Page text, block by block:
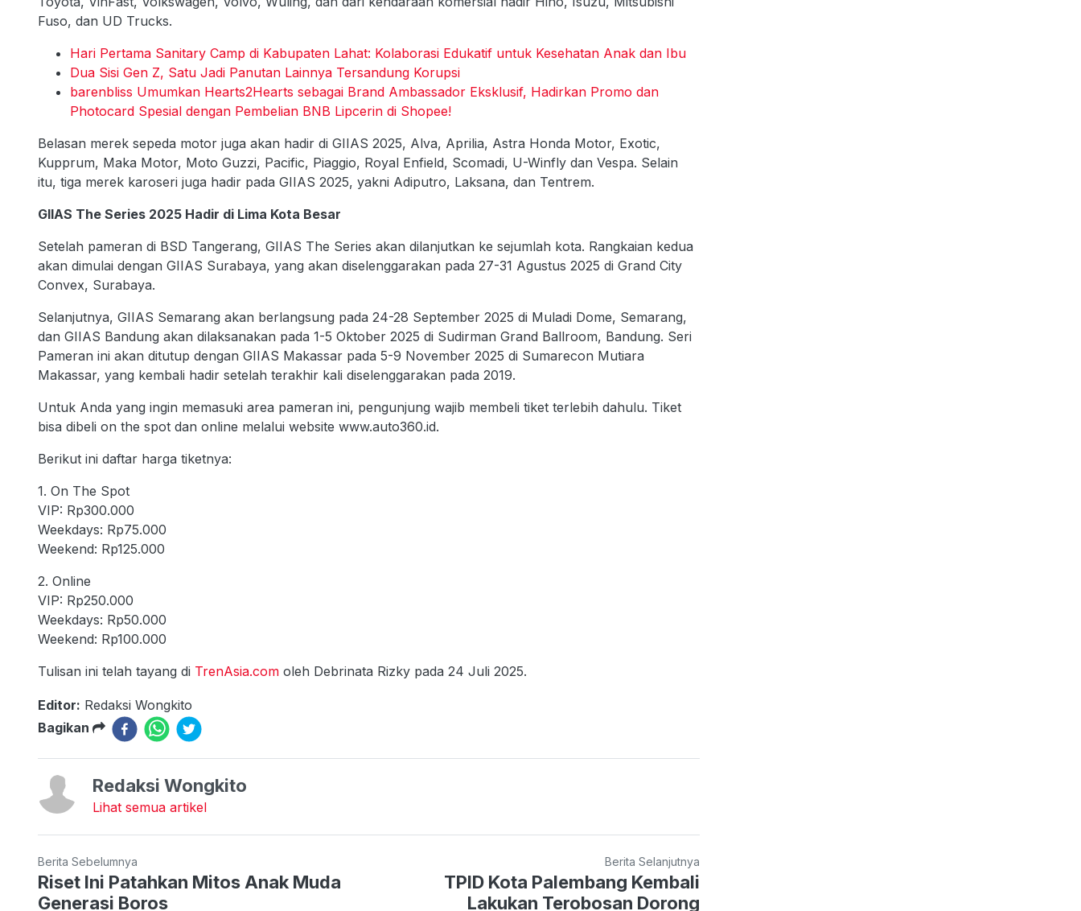
Fuso, dan UD Trucks.
Hari Pertama Sanitary Camp di Kabupaten Lahat: Kolaborasi Edukatif untuk Kesehatan Anak dan Ibu
Dua Sisi Gen Z, Satu Jadi Panutan Lainnya Tersandung Korupsi
barenbliss Umumkan Hearts2Hearts sebagai Brand Ambassador Eksklusif, Hadirkan Promo dan
Photocard Spesial dengan Pembelian BNB Lipcerin di Shopee!
Belasan merek sepeda motor juga akan hadir di GIIAS 2025, Alva, Aprilia, Astra Honda Motor, Exotic,
Kupprum, Maka Motor, Moto Guzzi, Pacific, Piaggio, Royal Enfield, Scomadi, U-Winfly dan Vespa. Selain
itu, tiga merek karoseri juga hadir pada GIIAS 2025, yakni Adiputro, Laksana, dan Tentrem.
GIIAS The Series 2025 Hadir di Lima Kota Besar
Setelah pameran di BSD Tangerang, GIIAS The Series akan dilanjutkan ke sejumlah kota. Rangkaian kedua
akan dimulai dengan GIIAS Surabaya, yang akan diselenggarakan pada 27-31 Agustus 2025 di Grand City
Convex, Surabaya.
Selanjutnya, GIIAS Semarang akan berlangsung pada 24-28 September 2025 di Muladi Dome, Semarang,
dan GIIAS Bandung akan dilaksanakan pada 1-5 Oktober 2025 di Sudirman Grand Ballroom, Bandung. Seri
Pameran ini akan ditutup dengan GIIAS Makassar pada 5-9 November 2025 di Sumarecon Mutiara
Makassar, yang kembali hadir setelah terakhir kali diselenggarakan pada 2019.
Untuk Anda yang ingin memasuki area pameran ini, pengunjung wajib membeli tiket terlebih dahulu. Tiket
bisa dibeli on the spot dan online melalui website www.auto360.id.
Berikut ini daftar harga tiketnya:
1. On The Spot
VIP: Rp300.000
Weekdays: Rp75.000
Weekend: Rp125.000
2. Online
VIP: Rp250.000
Weekdays: Rp50.000
Weekend: Rp100.000
Tulisan ini telah tayang di TrenAsia.com oleh Debrinata Rizky pada 24 Juli 2025.
Editor: Redaksi Wongkito
Bagikan
Redaksi Wongkito
Lihat semua artikel
Berita Sebelumnya
Riset Ini Patahkan Mitos Anak Muda
Generasi Boros
Berita Selanjutnya
TPID Kota Palembang Kembali
Lakukan Terobosan Dorong